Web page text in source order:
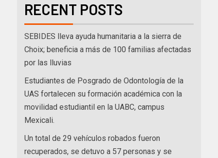
RECENT POSTS
SEBIDES lleva ayuda humanitaria a la sierra de
Choix; beneficia a más de 100 familias afectadas
por las lluvias
Estudiantes de Posgrado de Odontología de la
UAS fortalecen su formación académica con la
movilidad estudiantil en la UABC, campus
Mexicali.
Un total de 29 vehículos robados fueron
recuperados, se detuvo a 57 personas y se